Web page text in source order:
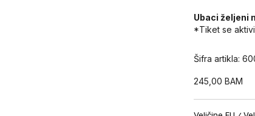
Ubaci željeni
*Tiket se
Šifra artikla:
245,00BAM